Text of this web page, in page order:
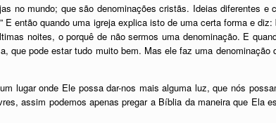
no mundo; que são denominações cristãs. Ideias diferentes e
então quando uma igreja explica isto de uma certa forma e
noites, o porquê de não sermos uma denominação. E
que pode estar tudo muito bem. Mas ele faz uma denominação
lugar onde Ele possa dar-nos mais alguma luz, que nós
assim podemos apenas pregar a Bíblia da maneira que Ela